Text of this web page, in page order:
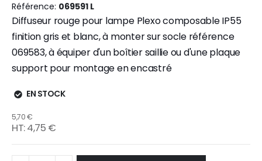
Référence 069591 L
Diffuseur rouge pour lampe Plexo composable IP55
finition gris et blanc, à monter sur socle référence
069583, à équiper d'un boîtier saillie ou d'une plaque
support pour montage en encastré
EN STOCK
5,70 €
4,75 €